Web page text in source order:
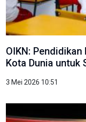
OIKN:
Kota Dunia untuk
3 Mei 2026 10:51